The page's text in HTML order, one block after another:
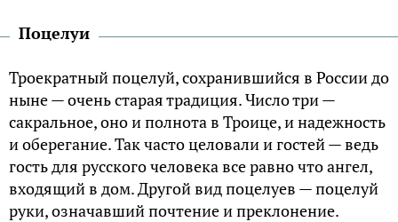
Поцелуи
Троекратный поцелуй, сохранившийся в России до
ныне — очень старая традиция. Число три —
сакральное, оно и полнота в Троице, и надежность
и оберегание. Так часто целовали и гостей — ведь
гость для русского человека все равно что ангел,
входящий в дом. Другой вид поцелуев — поцелуй
руки, означавший почтение и преклонение.